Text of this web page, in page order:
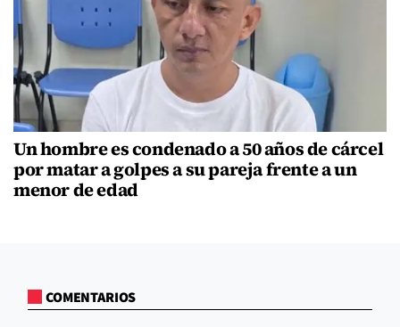
Un hombre es condenado a 50 años de cárcel
por matar a golpes a su pareja frente a un
menor de edad
COMENTARIOS